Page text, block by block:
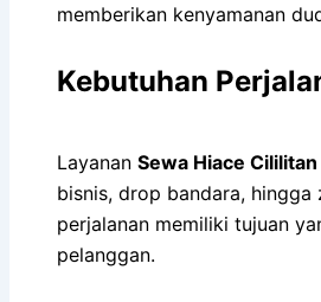
memberikan kenyamanan
Kebutuhan
Layanan Sewa Hiace Cililitan
bisnis, drop bandara,
perjalanan memiliki tujuan
pelanggan.